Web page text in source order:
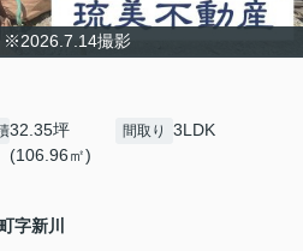
※2026.7.14撮影
32.35坪
(106.96㎡)
間取り 3LDK
字新川